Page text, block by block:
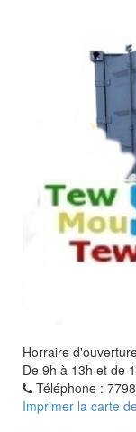
Horraire
De 9h à 13h et de
Téléphone :
Imprimer la carte